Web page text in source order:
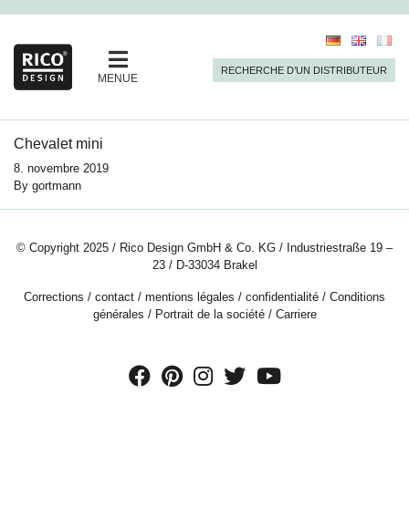
MENUE
RECHERCHE D’UN DISTRIBUTEUR
Chevalet mini
8. novembre 2019
By gortmann
© Copyright 2025 / Rico Design GmbH & Co. KG / Industriestraße 19 –
23 / D-33034 Brakel
Corrections / contact / mentions légales / confidentialité / Conditions
générales / Portrait de la société/ Carriere